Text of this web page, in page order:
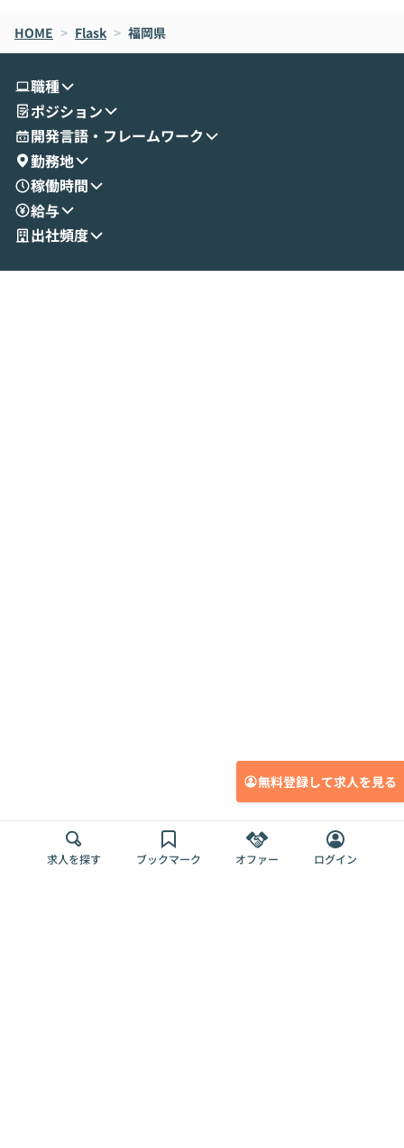
oworkの基本的な機能をご紹介いただきま
す。 続く公開デモでは、実際にCoworkを
せいただきます。数分でワークフローが完
成する手軽さや、Gmail等の外部サービス
とセキュアに連携できるポイントなど、実
演を通じて具体的なイメージをお届けしま
す。 後半のディスカッションでは、セキュ
リティの考え方や社内導入の進め方など、
現場目線でさらに深掘りしていきます。
「自分の業務をAIで自動化してみたいけ
いう方にこそ参加いただきたいイベントで
ント構築の最前
HOME > Flask > 福岡県
職種
ポジション
開発言語・フレームワーク
勤務地
稼働時間
給与
出社頻度
無料登録して求人を見る
求人を探す ブックマーク オファー ログイン